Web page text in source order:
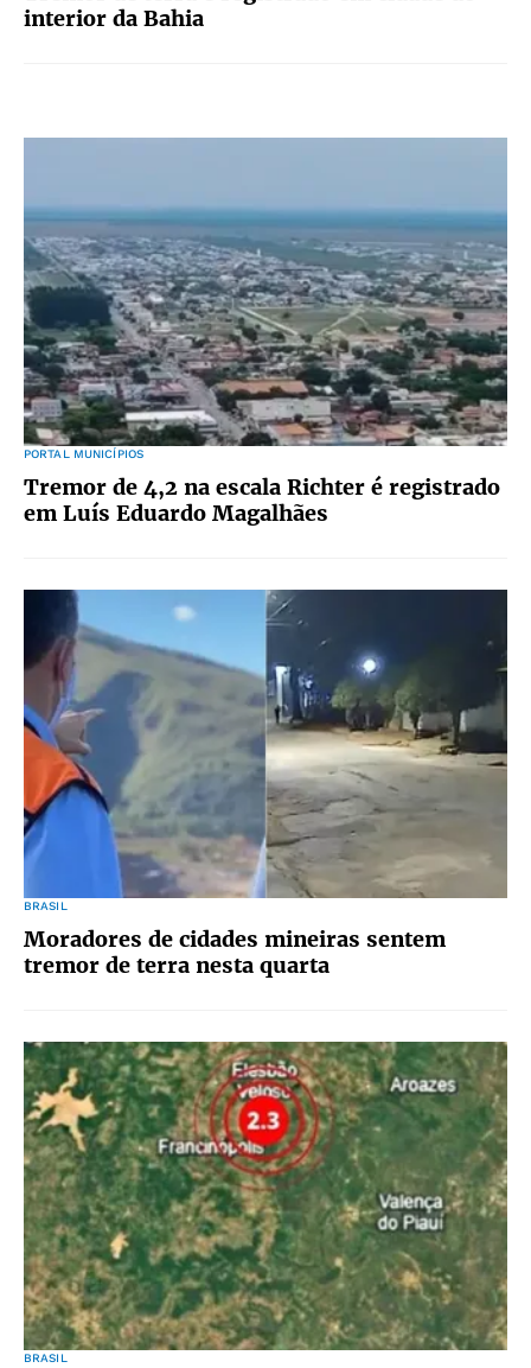
interior da Bahia
PORTAL MUNICÍPIOS
Tremor de 4,2 na escala Richter é registrado
em Luís Eduardo Magalhães
BRASIL
Moradores de cidades mineiras sentem
tremor de terra nesta quarta
BRASIL